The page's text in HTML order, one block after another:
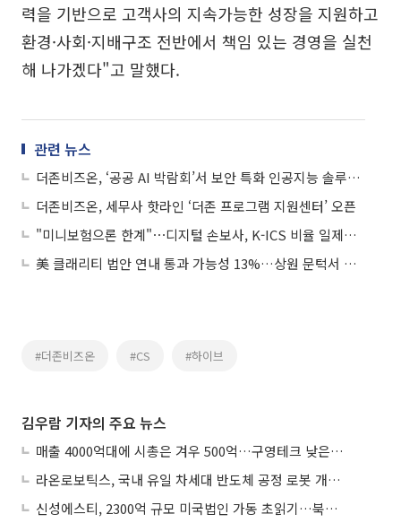
력을 기반으로 고객사의 지속가능한 성장을 지원하고
환경·사회·지배구조 전반에서 책임 있는 경영을 실천
해 나가겠다"고 말했다.
관련 뉴스
더존비즈온, ‘공공 AI 박람회’서 보안 특화 인공지능 솔루션 대거 공개
더존비즈온, 세무사 핫라인 ‘더존 프로그램 지원센터’ 오픈
"미니보험으론 한계"⋯디지털 손보사, K-ICS 비율 일제히 하락
美 클래리티 법안 연내 통과 가능성 13%…상원 문턱서 제동
#더존비즈온 #CS #하이브
김우람 기자의 주요 뉴스
매출 4000억대에 시총은 겨우 500억…구영테크 낮은 몸값에 저가 승계 마무리
라온로보틱스, 국내 유일 차세대 반도체 공정 로봇 개발 ‘고객사 테스트 진행’
신성에스티, 2300억 규모 미국법인 가동 초읽기…북미 ESS 공략 본격화